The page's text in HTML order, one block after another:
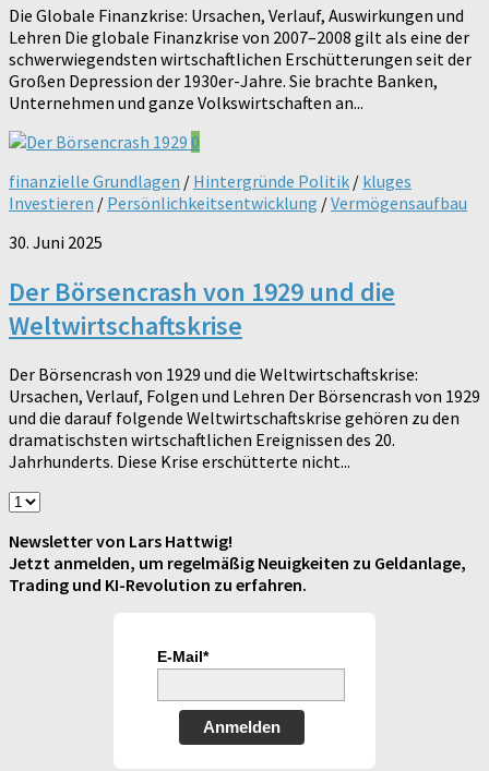
Die Globale Finanzkrise: Ursachen, Verlauf, Auswirkungen und
Lehren Die globale Finanzkrise von 2007–2008 gilt als eine der
schwerwiegendsten wirtschaftlichen Erschütterungen seit der
Großen Depression der 1930er-Jahre. Sie brachte Banken,
Unternehmen und ganze Volkswirtschaften an...
0
finanzielle Grundlagen / Hintergründe Politik / kluges
Investieren / Persönlichkeitsentwicklung /Vermögensaufbau
30. Juni 2025
Der Börsencrash von 1929 und die
Weltwirtschaftskrise
Der Börsencrash von 1929 und die Weltwirtschaftskrise:
Ursachen, Verlauf, Folgen und Lehren Der Börsencrash von 1929
und die darauf folgende Weltwirtschaftskrise gehören zu den
dramatischsten wirtschaftlichen Ereignissen des 20.
Jahrhunderts. Diese Krise erschütterte nicht...
Newsletter von Lars Hattwig!
Jetzt anmelden, um regelmäßig Neuigkeiten zu Geldanlage,
Trading und KI-Revolution zu erfahren.
E-Mail*
Anmelden